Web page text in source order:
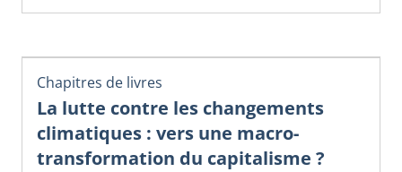
Chapitres de livres
La lutte contre les changements
climatiques : vers une macro-
transformation du capitalisme ?